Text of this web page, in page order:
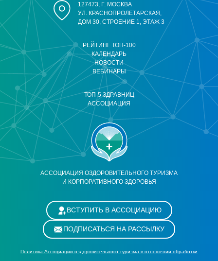
АССОЦИАЦИЯ ОЗДОРОВИТЕЛЬНОГО ТУРИЗМА
И КОРПОРАТИВНОГО ЗДОРОВЬЯ
РЕЙТИНГ ТОП-100
КАЛЕНДАРЬ
НОВОСТИ
ВЕБИНАРЫ
ТОП-5 ЗДРАВНИЦ
АССОЦИАЦИЯ
127473, Г. МОСКВА
УЛ. КРАСНОПРОЛЕТАРСКАЯ,
ДОМ 30, СТРОЕНИЕ 1, ЭТАЖ 3
ВСТУПИТЬ В АССОЦИАЦИЮ
ПОДПИСАТЬСЯ НА РАССЫЛКУ
Политика Ассоциации оздоровительного туризма в отношении обработки